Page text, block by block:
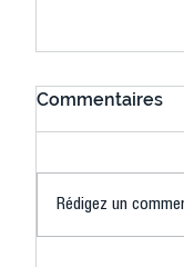
Commentaires
Rédigez un